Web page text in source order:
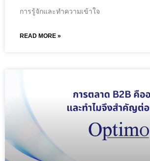
การรู้จักและทำความเข้าใจ
READ MORE »